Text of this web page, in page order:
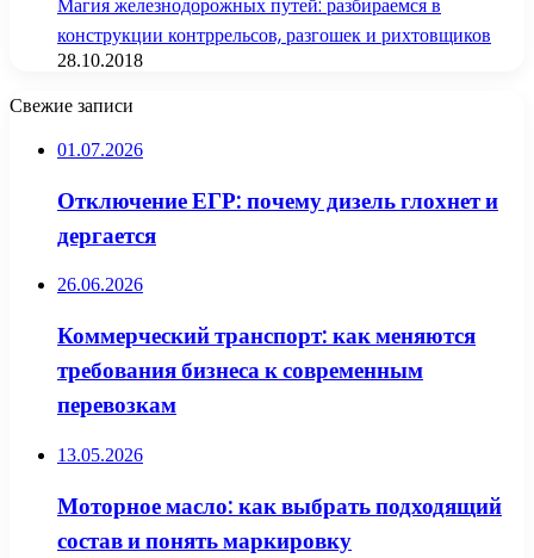
конструкции контррельсов, разгошек и рихтовщиков
28.10.2018
Свежие записи
01.07.2026
Отключение ЕГР: почему дизель глохнет и
дергается
26.06.2026
Коммерческий транспорт: как меняются
требования бизнеса к современным
перевозкам
13.05.2026
Моторное масло: как выбрать подходящий
состав и понять маркировку